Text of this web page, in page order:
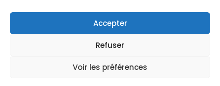
Accepter
Refuser
Voir les préférences
Conditions d’Utilisation
Politique de Confidentialité
Charte Qualité
Conditions Générales de Vente